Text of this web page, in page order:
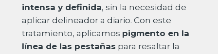
intensa y definida, sin la necesidad de
aplicar delineador a diario. Con este
tratamiento, aplicamos pigmento en la
línea de las pestañas para resaltar la